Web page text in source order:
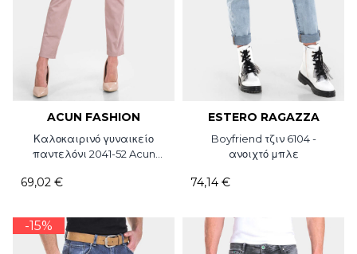
ACUN FASHION
Καλοκαιρινό γυναικείο
παντελόνι 2041-52 Acun
69,02 €
ESTERO RAGAZZA
Boyfriend τζιν 6104 -
ανοιχτό μπλε
74,14 €
-15%